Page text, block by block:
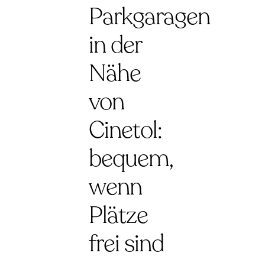
Parkgaragen
in der
Nähe
von
Cinetol:
bequem,
wenn
Plätze
frei sind